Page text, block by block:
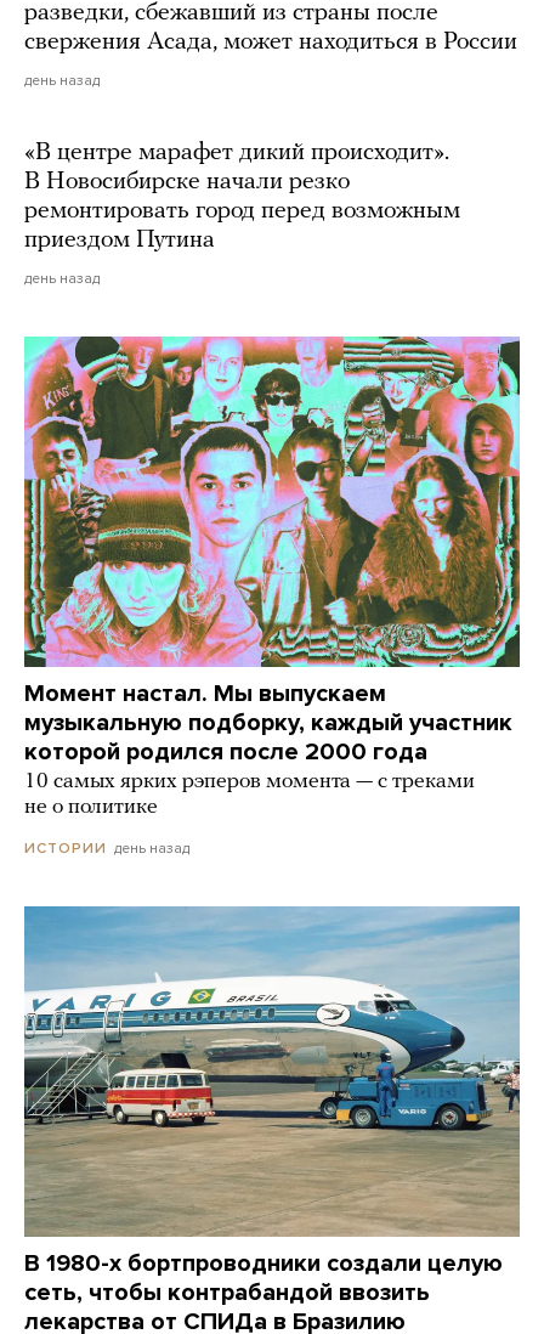
разведки, сбежавший из страны после
свержения Асада, может находиться в России
день назад
«В центре марафет дикий происходит».
В Новосибирске начали резко
ремонтировать город перед возможным
приездом Путина
день назад
Момент настал. Мы выпускаем
музыкальную подборку, каждый участник
которой родился после 2000 года
10 самых ярких рэперов момента — с треками
не о политике
ИСТОРИИ день назад
В 1980-х бортпроводники создали целую
сеть, чтобы контрабандой ввозить
лекарства от СПИДа в Бразилию